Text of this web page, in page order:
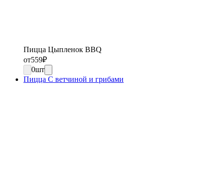
Пицца Цыпленок BBQ
от559₽
0шт
Пицца С ветчиной и грибами